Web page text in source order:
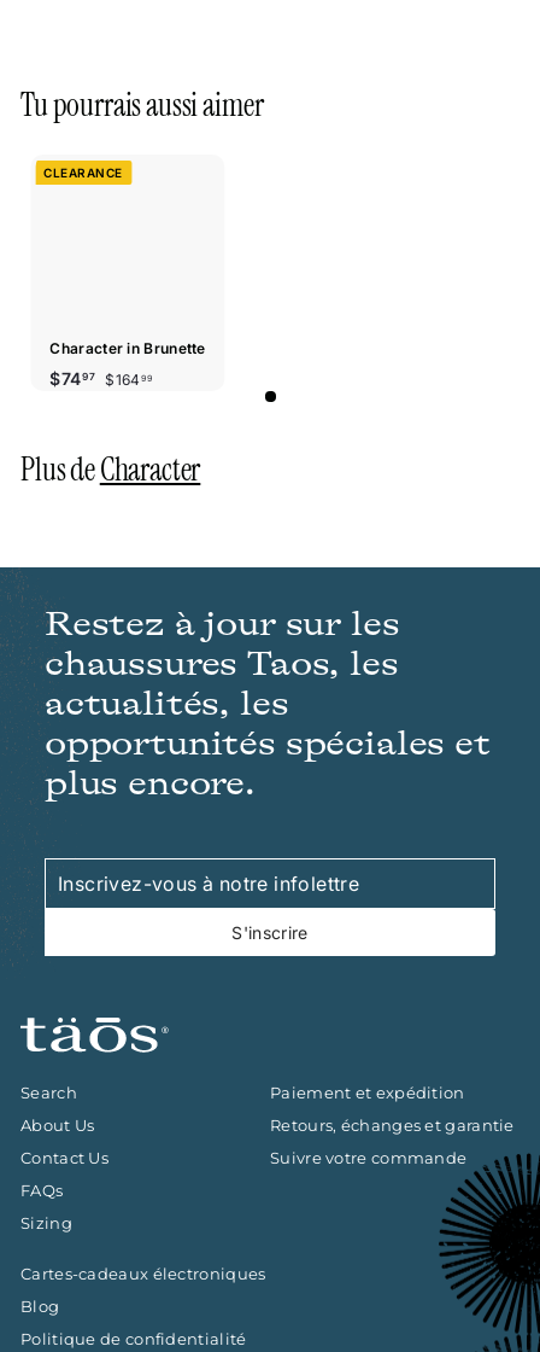
Tu pourrais aussi aimer
CLEARANCE
Character in Brunette
Prix
$7497$74.97
Prix
$164 99$164.99
Plus deCharacter
Restez à jour sur les
chaussures Taos, les
actualités, les
opportunités spéciales et
plus encore.
Inscrivez-
vous
à
infolettre
S'inscrire
S'inscrire
Search
About Us
Contact Us
FAQs
Sizing
Paiement et expédition
Retours, échanges et garantie
Suivre votre commande
Cartes-cadeaux électroniques
Blog
Politique de confidentialité